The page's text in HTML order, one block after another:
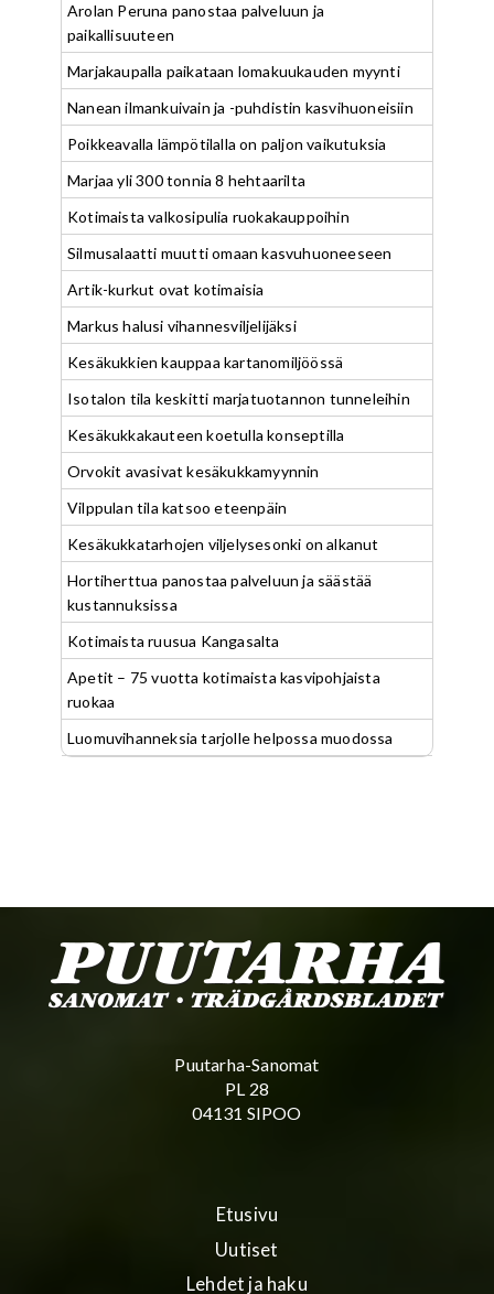
Arolan Peruna panostaa palveluun ja
paikallisuuteen
Marjakaupalla paikataan lomakuukauden myynti
Nanean ilmankuivain ja -puhdistin kasvihuoneisiin
Poikkeavalla lämpötilalla on paljon vaikutuksia
Marjaa yli 300 tonnia 8 hehtaarilta
Kotimaista valkosipulia ruokakauppoihin
Silmusalaatti muutti omaan kasvuhuoneeseen
Artik-kurkut ovat kotimaisia
Markus halusi vihannesviljelijäksi
Kesäkukkien kauppaa kartanomiljöössä
Isotalon tila keskitti marjatuotannon tunneleihin
Kesäkukkakauteen koetulla konseptilla
Orvokit avasivat kesäkukkamyynnin
Vilppulan tila katsoo eteenpäin
Kesäkukkatarhojen viljelysesonki on alkanut
Hortiherttua panostaa palveluun ja säästää
kustannuksissa
Kotimaista ruusua Kangasalta
Apetit – 75 vuotta kotimaista kasvipohjaista
ruokaa
Luomuvihanneksia tarjolle helpossa muodossa
Puutarha-Sanomat
PL 28
04131 SIPOO
Etusivu
Uutiset
Lehdet ja haku